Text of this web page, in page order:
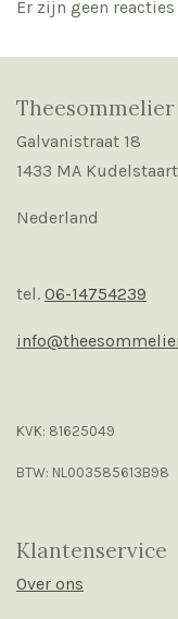
Er zijn geen
Galvanistraat 18
1433 MA Kudelstaart
Nederland
tel. 06-14754239
KVK: 81625049
BTW: NL003585613B98
Klantenservice
Over ons